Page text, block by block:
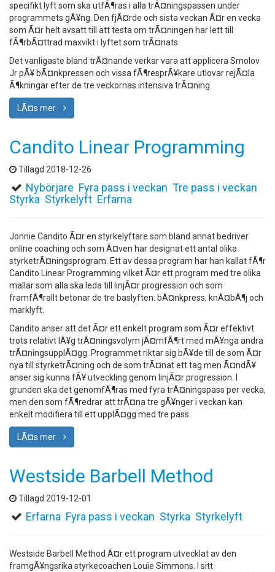
specifikt lyft som ska utfÃ¶ras i alla trÃ¤ningspassen under
programmets gÃ¥ng. Den fjÃ¤rde och sista veckan Ã¤r en vecka
som Ã¤r helt avsatt till att testa om trÃ¤ningen har lett till
fÃ¶rbÃ¤ttrad maxvikt i lyftet som trÃ¤nats.
Det vanligaste bland trÃ¤nande verkar vara att applicera Smolov
Jr pÃ¥ bÃ¤nkpressen och vissa fÃ¶resprÃ¥kare utlovar rejÃ¤la
Ã¶kningar efter de tre veckornas intensiva trÃ¤ning.
LÃ¤s mer
Candito Linear Programming
Tillagd 2018-12-26
Nybörjare Fyra pass i veckan Tre pass i veckan
Styrka Styrkelyft Erfarna
Jonnie Candito Ã¤r en styrkelyftare som bland annat bedriver
online coaching och som Ã¤ven har designat ett antal olika
styrketrÃ¤ningsprogram. Ett av dessa program har han kallat fÃ¶r
Candito Linear Programming vilket Ã¤r ett program med tre olika
mallar som alla ska leda till linjÃ¤r progression och som
framfÃ¶rallt betonar de tre baslyften: bÃ¤nkpress, knÃ¤bÃ¶j och
marklyft.
Candito anser att det Ã¤r ett enkelt program som Ã¤r effektivt
trots relativt lÃ¥g trÃ¤ningsvolym jÃ¤mfÃ¶rt med mÃ¥nga andra
trÃ¤ningsupplÃ¤gg. Programmet riktar sig bÃ¥de till de som Ã¤r
nya till styrketrÃ¤ning och de som trÃ¤nat ett tag men Ã¤ndÃ¥
anser sig kunna fÃ¥ utveckling genom linjÃ¤r progression. I
grunden ska det genomfÃ¶ras med fyra trÃ¤ningspass per vecka,
men den som fÃ¶redrar att trÃ¤na tre gÃ¥nger i veckan kan
enkelt modifiera till ett upplÃ¤gg med tre pass.
LÃ¤s mer
Westside Barbell Method
Tillagd 2019-12-01
Erfarna Fyra pass i veckan Styrka Styrkelyft
Westside Barbell Method Ã¤r ett program utvecklat av den
framgÃ¥ngsrika styrkecoachen Louie Simmons. I sitt